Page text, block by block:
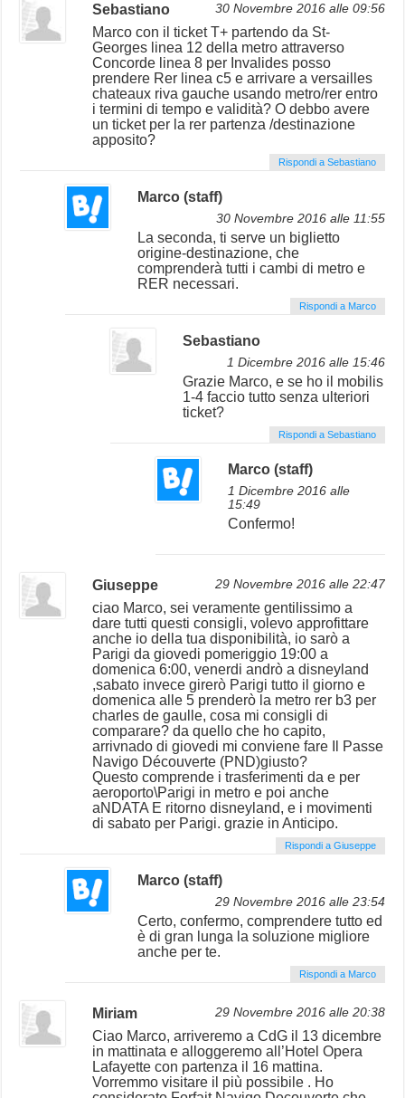
Sebastiano 30 Novembre 2016 alle 09:56
Marco con il ticket T+ partendo da St-
Georges linea 12 della metro attraverso
Concorde linea 8 per Invalides posso
prendere Rer linea c5 e arrivare a versailles
chateaux riva gauche usando metro/rer entro
i termini di tempo e validità? O debbo avere
un ticket per la rer partenza /destinazione
apposito?
Rispondi a Sebastiano
Marco (staff)
30 Novembre 2016 alle 11:55
La seconda, ti serve un biglietto
origine-destinazione, che
comprenderà tutti i cambi di metro e
RER necessari.
Rispondi a Marco
Sebastiano
1 Dicembre 2016 alle 15:46
Grazie Marco, e se ho il mobilis
1-4 faccio tutto senza ulteriori
ticket?
Rispondi a Sebastiano
Marco (staff)
1 Dicembre 2016 alle
15:49
Confermo!
Giuseppe 29 Novembre 2016 alle 22:47
ciao Marco, sei veramente gentilissimo a
dare tutti questi consigli, volevo approfittare
anche io della tua disponibilità, io sarò a
Parigi da giovedi pomeriggio 19:00 a
domenica 6:00, venerdi andrò a disneyland
,sabato invece girerò Parigi tutto il giorno e
domenica alle 5 prenderò la metro rer b3 per
charles de gaulle, cosa mi consigli di
comparare? da quello che ho capito,
arrivnado di giovedi mi conviene fare Il Passe
Navigo Découverte (PND)giusto?
Questo comprende i trasferimenti da e per
aeroporto\Parigi in metro e poi anche
aNDATA E ritorno disneyland, e i movimenti
di sabato per Parigi. grazie in Anticipo.
Rispondi a Giuseppe
Marco (staff)
29 Novembre 2016 alle 23:54
Certo, confermo, comprendere tutto ed
è di gran lunga la soluzione migliore
anche per te.
Rispondi a Marco
Miriam 29 Novembre 2016 alle 20:38
Ciao Marco, arriveremo a CdG il 13 dicembre
in mattinata e alloggeremo all’Hotel Opera
Lafayette con partenza il 16 mattina.
Vorremmo visitare il più possibile . Ho